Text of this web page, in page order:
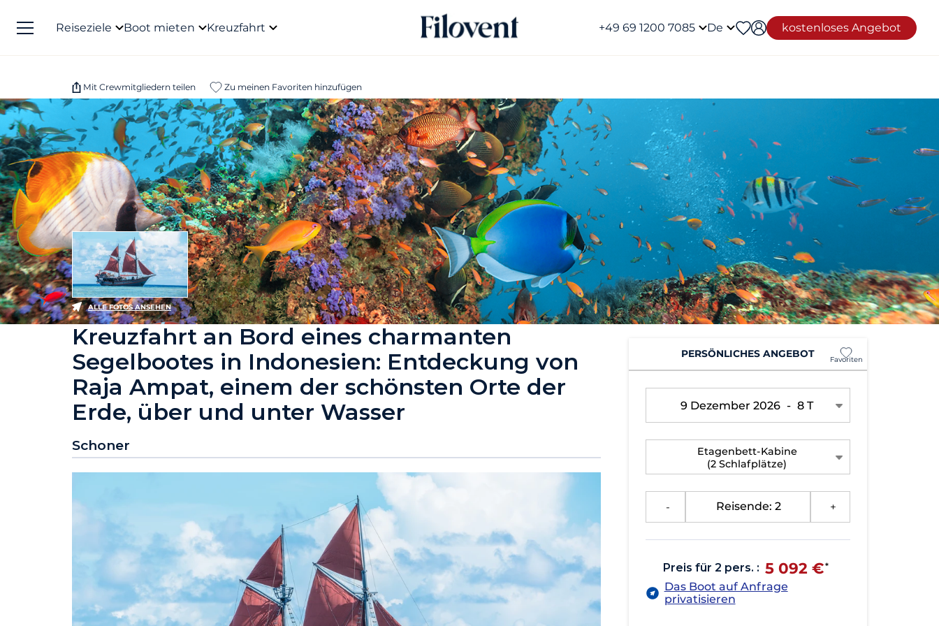
Reiseziele Boot mieten Kreuzfahrt +49 69 1200 7085 De kostenloses Angebot
Mit Crewmitgliedern teilen Zu meinen Favoriten hinzufügen
ALLE FOTOS ANSEHEN
Kreuzfahrt an Bord eines charmanten
Segelbootes in Indonesien: Entdeckung von
Raja Ampat, einem der schönsten Orte der
Erde, über und unter Wasser
Schoner
PERSÖNLICHES ANGEBOT Favoriten
9 Dezember 2026 - 8 T
Etagenbett-Kabine
(2 Schlafplätze)
Reisende: 2
Preis für 2 pers. : 5 092 €
*
Das Boot auf Anfrage
privatisieren